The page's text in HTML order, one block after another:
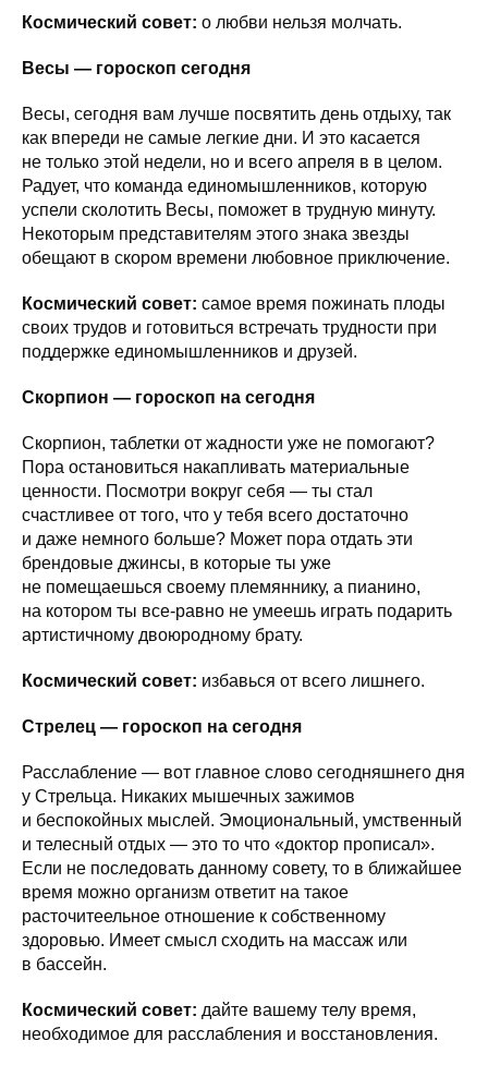
Космический совет: о любви нельзя молчать.
Весы — гороскоп сегодня
Весы, сегодня вам лучше посвятить день отдыху, так
как впереди не самые легкие дни. И это касается
не только этой недели, но и всего апреля в в целом.
Радует, что команда единомышленников, которую
успели сколотить Весы, поможет в трудную минуту.
Некоторым представителям этого знака звезды
обещают в скором времени любовное приключение.
Космический совет: самое время пожинать плоды
своих трудов и готовиться встречать трудности при
поддержке единомышленников и друзей.
Скорпион — гороскоп на сегодня
Скорпион, таблетки от жадности уже не помогают?
Пора остановиться накапливать материальные
ценности. Посмотри вокруг себя — ты стал
счастливее от того, что у тебя всего достаточно
и даже немного больше? Может пора отдать эти
брендовые джинсы, в которые ты уже
не помещаешься своему племяннику, а пианино,
на котором ты все-равно не умеешь играть подарить
артистичному двоюродному брату.
Космический совет: избавься от всего лишнего.
Стрелец — гороскоп на сегодня
Расслабление — вот главное слово сегодняшнего дня
у Стрельца. Никаких мышечных зажимов
и беспокойных мыслей. Эмоциональный, умственный
и телесный отдых — это то что «доктор прописал».
Если не последовать данному совету, то в ближайшее
время можно организм ответит на такое
расточитеельное отношение к собственному
здоровью. Имеет смысл сходить на массаж или
в бассейн.
Космический совет: дайте вашему телу время,
необходимое для расслабления и восстановления.